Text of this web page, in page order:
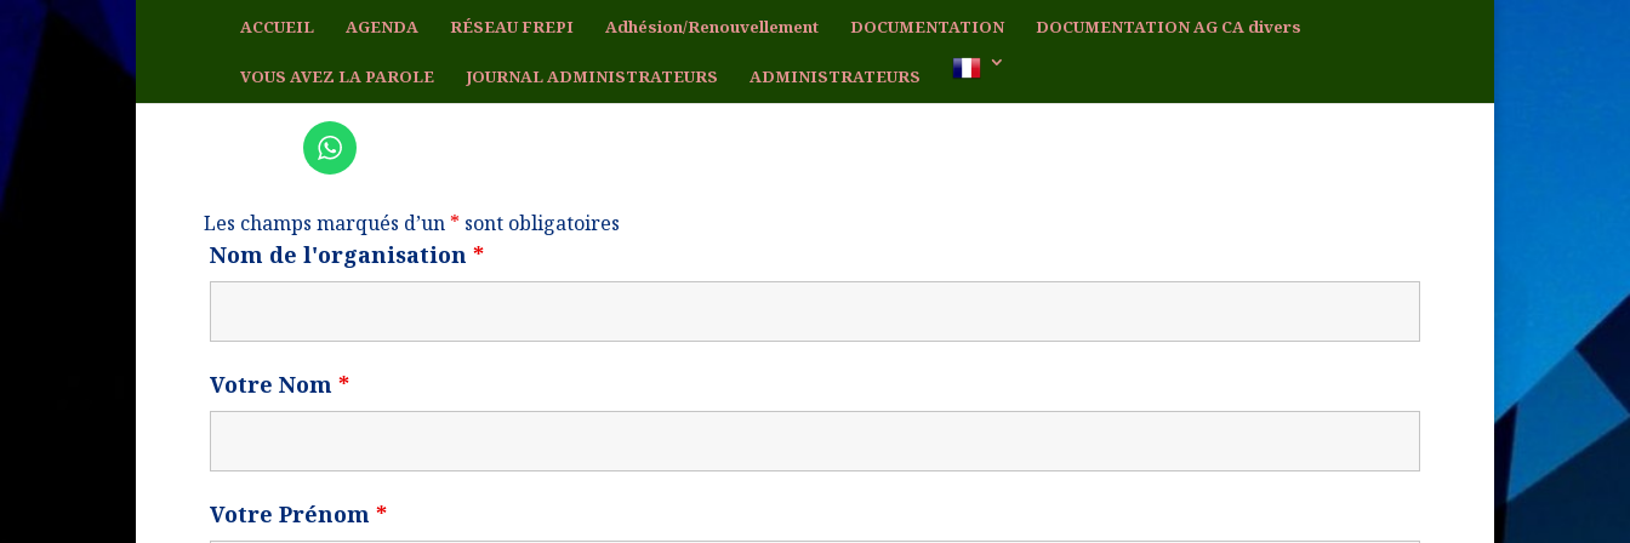
ACCUEIL AGENDA RÉSEAU FREPI Adhésion/Renouvellement DOCUMENTATION DOCUMENTATION AG CA divers
VOUS AVEZ LA PAROLE JOURNAL ADMINISTRATEURS ADMINISTRATEURS
Les champs marqués d’un * sont obligatoires
Nom de l'organisation *
Votre Nom *
Votre Prénom *